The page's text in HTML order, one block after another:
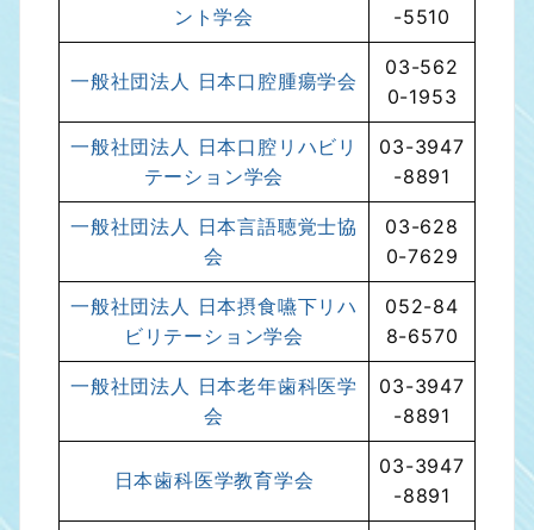
ント学会
-5510
一般社団法人 日本口腔腫瘍学会
03-562
0-1953
一般社団法人 日本口腔リハビリ
テーション学会
03-3947
-8891
一般社団法人 日本言語聴覚士協
会
03-628
0-7629
一般社団法人 日本摂食嚥下リハ
ビリテーション学会
052-84
8-6570
一般社団法人 日本老年歯科医学
会
03-3947
-8891
日本歯科医学教育学会
03-3947
-8891